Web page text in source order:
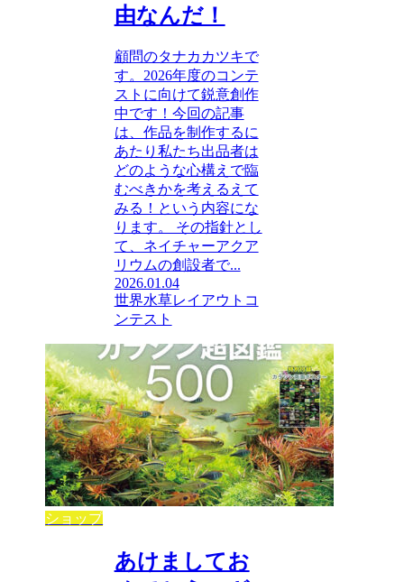
由なんだ！
顧問のタナカカツキで
す。2026年度のコンテ
ストに向けて鋭意創作
中です！今回の記事
は、作品を制作するに
あたり私たち出品者は
どのような心構えで臨
むべきかを考えるえて
みる！という内容にな
ります。 その指針とし
て、ネイチャーアクア
リウムの創設者で...
2026.01.04
世界水草レイアウトコ
ンテスト
ショップ
あけましてお